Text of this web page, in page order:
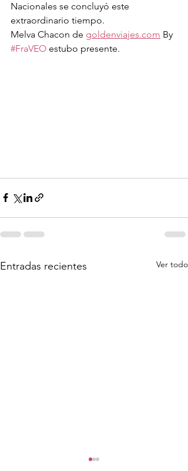
Nacionales se concluyó este
extraordinario tiempo.
Melva Chacon de goldenviajes.com By
#FraVEO estubo presente.
Entradas recientes Ver todo